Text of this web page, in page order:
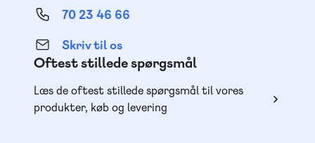
70 23 46 66
Skriv til os
Oftest stillede spørgsmål
Læs de oftest stillede spørgsmål til vores
produkter, køb og levering